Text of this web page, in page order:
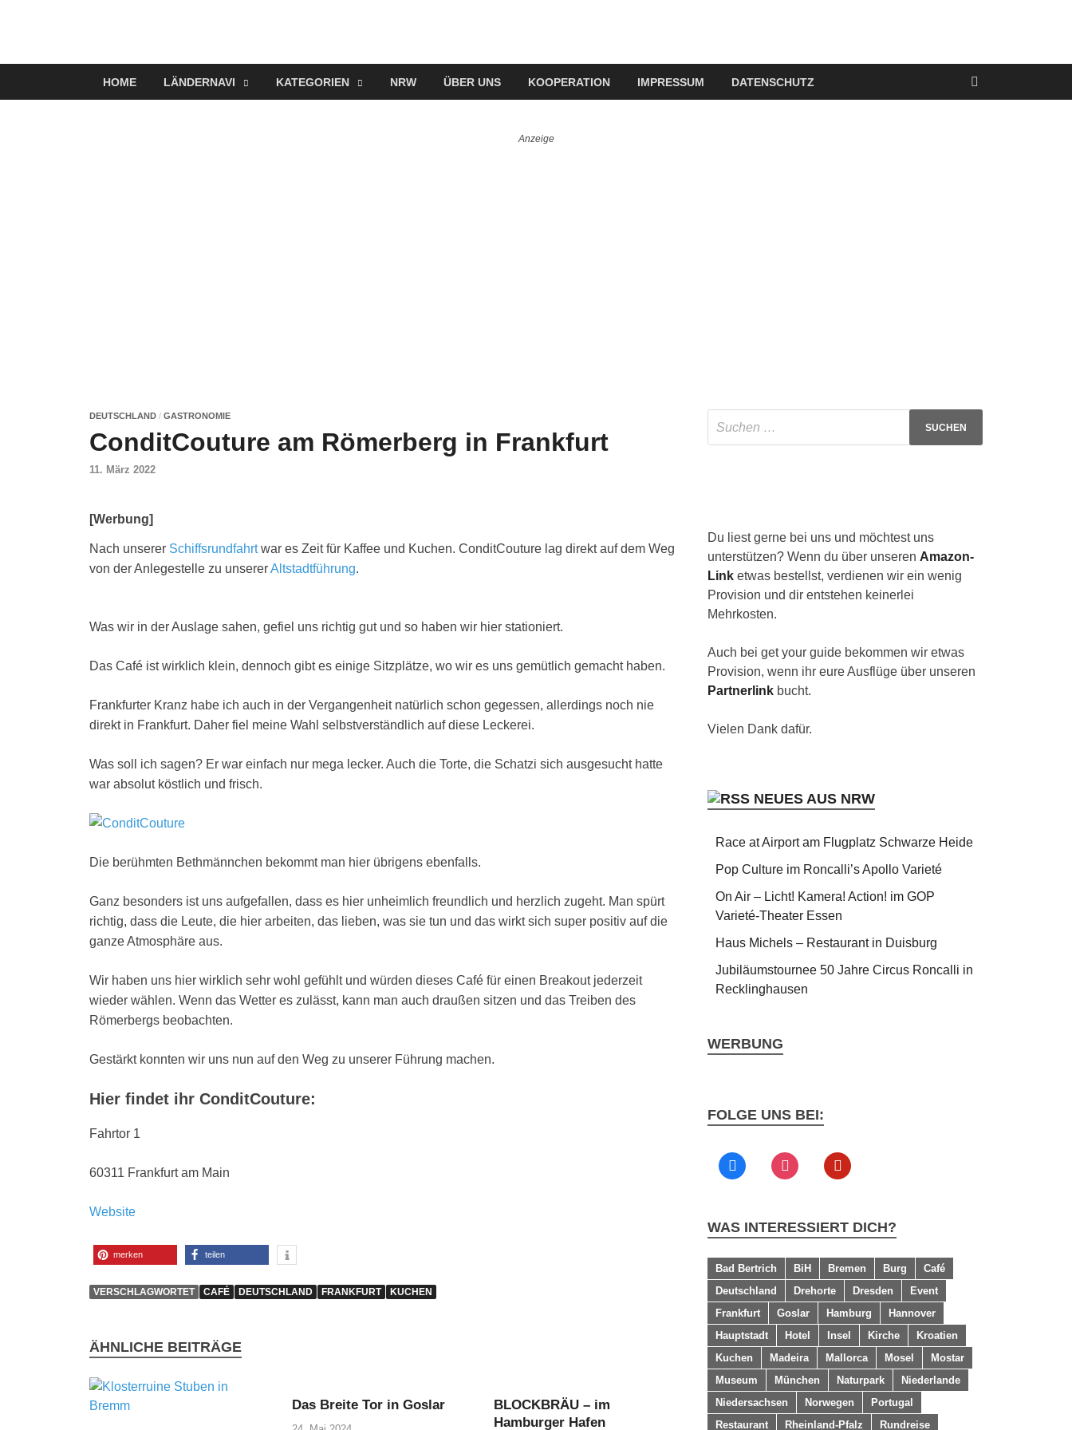
VerTRAVELt
HOME LÄNDERNAVI KATEGORIEN NRW ÜBER UNS KOOPERATION IMPRESSUM DATENSCHUTZ
DEUTSCHLAND / GASTRONOMIE
ConditCouture am Römerberg in Frankfurt
11. März 2022
[Werbung]
Nach unserer Schiffsrundfahrtwar es Zeit für Kaffee und Kuchen. ConditCouture lag direkt auf dem Weg
von der Anlegestelle zu unsererAltstadtführung.
Was wir in der Auslage sahen, gefiel uns richtig gut und so haben wir hier stationiert.
Das Café ist wirklich klein, dennoch gibt es einige Sitzplätze, wo wir es uns gemütlich gemacht haben.
Frankfurter Kranz habe ich auch in der Vergangenheit natürlich schon gegessen, allerdings noch nie
direkt in Frankfurt. Daher fiel meine Wahl selbstverständlich auf diese Leckerei.
Was soll ich sagen? Er war einfach nur mega lecker. Auch die Torte, die Schatzi sich ausgesucht hatte
war absolut köstlich und frisch.
Die berühmten Bethmännchen bekommt man hier übrigens ebenfalls.
Ganz besonders ist uns aufgefallen, dass es hier unheimlich freundlich und herzlich zugeht. Man spürt
richtig, dass die Leute, die hier arbeiten, das lieben, was sie tun und das wirkt sich super positiv auf die
ganze Atmosphäre aus.
Wir haben uns hier wirklich sehr wohl gefühlt und würden dieses Café für einen Breakout jederzeit
wieder wählen. Wenn das Wetter es zulässt, kann man auch draußen sitzen und das Treiben des
Römerbergs beobachten.
Gestärkt konnten wir uns nun auf den Weg zu unserer Führung machen.
Hier findet ihr ConditCouture:
Fahrtor 1
60311 Frankfurt am Main
Website
merken teilen
VERSCHLAGWORTET CAFÉ DEUTSCHLAND FRANKFURT KUCHEN
ÄHNLICHE BEITRÄGE
Das Breite Tor in Goslar
BLOCKBRÄU – im
Hamburger Hafen
Du liest gerne bei uns und möchtest uns
unterstützen? Wenn du über unseren Amazon-
Link etwas bestellst, verdienen wir ein wenig
Provision und dir entstehen keinerlei
Mehrkosten.
Auch bei get your guide bekommen wir etwas
Provision, wenn ihr eure Ausflüge über unseren
Partnerlink bucht.
Vielen Dank dafür.
NEUES AUS NRW
Race at Airport am Flugplatz Schwarze Heide
Pop Culture im Roncalli’s Apollo Varieté
On Air – Licht! Kamera! Action! im GOP
Varieté-Theater Essen
Haus Michels – Restaurant in Duisburg
Jubiläumstournee 50 Jahre Circus Roncalli in
Recklinghausen
WERBUNG
FOLGE UNS BEI:
WAS INTERESSIERT DICH?
Bad Bertrich BiH Bremen Burg
Café
Deutschland
Drehorte Dresden
Event
Frankfurt
Goslar Hamburg
Hannover
Hauptstadt
Hotel Insel Kirche
Kroatien
Kuchen
Madeira Mallorca Mosel
Mostar
Museum
München Naturpark
Niederlande
Niedersachsen
Norwegen
Portugal
Restaurant
Rheinland-Pfalz Rundreise